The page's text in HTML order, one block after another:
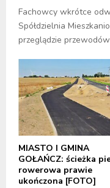
Fachowcy wkrótce
Spółdzielnia
przeglądzie
MIASTO I GMINA
GOŁAŃCZ: ścieżka
rowerowa prawie
ukończona [FOTO]